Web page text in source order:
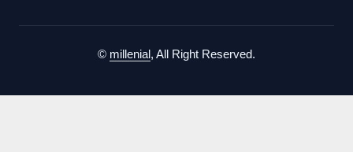
© millenial, All Right Reserved.